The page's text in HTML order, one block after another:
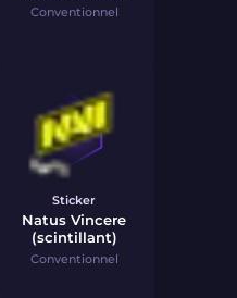
Conventionnel
Sticker
Natus Vincere
(scintillant)
Conventionnel